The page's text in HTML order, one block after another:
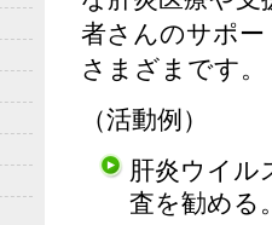
者さんのサポ
さまざまです。
（活動例）
肝炎ウイル
査を勧める